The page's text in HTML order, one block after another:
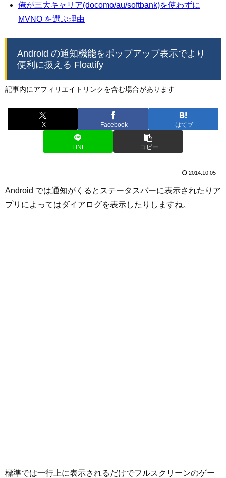
俺が三大キャリア(docomo/au/softbank)を使わずに
MVNO を選ぶ理由
Android の通知機能をポップアップ表示でより
便利に扱える Floatify
記事内にアフィリエイトリンクを含む場合があります
X Facebook はてブ
LINE コピー
2014.10.05
Android では通知がくるとステータスバーに表示されたりア
プリによってはダイアログを表示したりしますね。
標準では一行上に表示されるだけでフルスクリーンのゲー